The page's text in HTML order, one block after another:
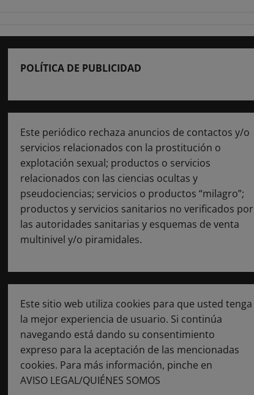
POLÍTICA DE PUBLICIDAD
Este periódico rechaza anuncios de contactos y/o
servicios relacionados con la prostitución o
explotación sexual; productos o servicios
relacionados con las ciencias ocultas y
pseudociencias; servicios o productos “milagro”;
productos y servicios sanitarios no verificados por
las autoridades sanitarias y esquemas de venta
multinivel y/o piramidales.
Este sitio web utiliza cookies para que usted tenga
la mejor experiencia de usuario. Si continúa
navegando está dando su consentimiento
expreso para la aceptación de las mencionadas
cookies. Para más información, pinche en
AVISO LEGAL/QUIÉNES SOMOS